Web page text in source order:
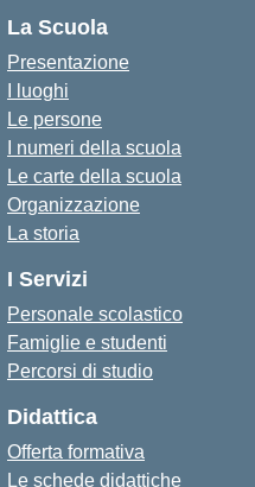
La Scuola
Presentazione
I luoghi
Le persone
I numeri della scuola
Le carte della scuola
Organizzazione
La storia
I Servizi
Personale scolastico
Famiglie e studenti
Percorsi di studio
Didattica
Offerta formativa
Le schede didattiche